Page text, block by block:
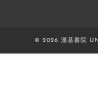
© 2026 滙基書院